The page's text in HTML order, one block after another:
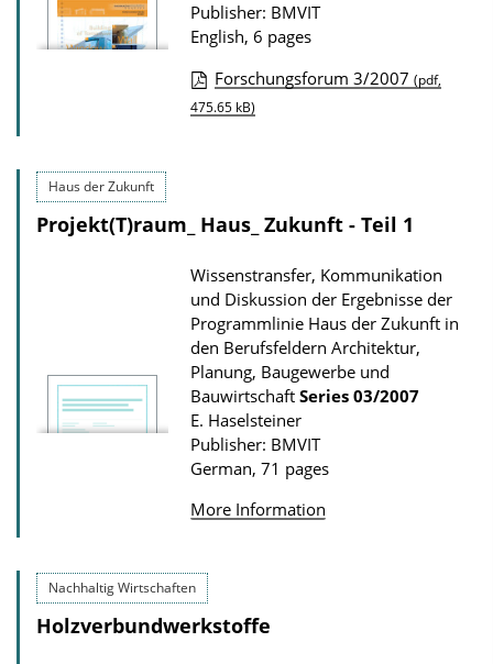
D
w
n
d
s
Publisher: BMVIT
English, 6 pages
P
i
a
t
i
o
n
D
o
w
l
o
a
Forschungsforum 3/2007 (pdf,
475.65 kB)
Haus der Zukunft
Projekt(T)raum_ Haus_ Zukunft - Teil 1
Wissenstransfer, Kommunikation
und Diskussion der Ergebnisse der
Programmlinie Haus der Zukunft in
den Berufsfeldern Architektur,
Planung, Baugewerbe und
Bauwirtschaft Series 03/2007
E. Haselsteiner
Publisher: BMVIT
German, 71 pages
More Information
Nachhaltig Wirtschaften
Holzverbundwerkstoffe